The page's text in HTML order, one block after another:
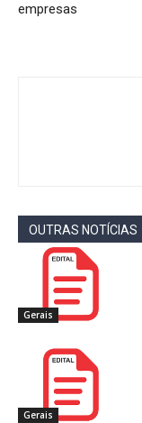
empresas
OUTRAS NOTÍCIAS
Gerais
Gerais